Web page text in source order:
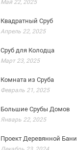
Май 22, 2025
Квадратный Сруб
Апрель 22, 2025
Сруб для Колодца
Март 23, 2025
Комната из Сруба
Февраль 21, 2025
Большие Срубы Домов
Январь 22, 2025
Проект Деревянной Бани